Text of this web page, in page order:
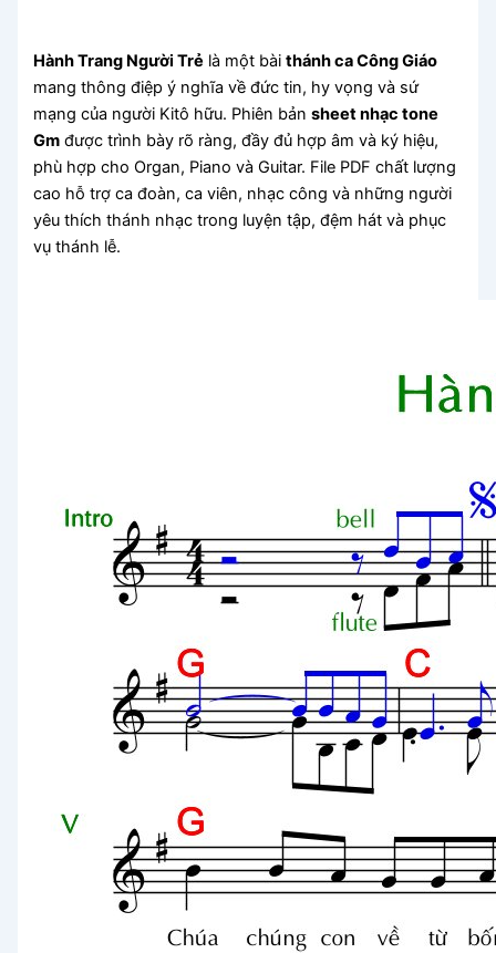
Hành Trang Người Trẻ là một bàithánh ca Công Giáo
mang thông điệp ý nghĩa về đức tin, hy vọng và sứ
mạng của người Kitô hữu. Phiên bảnsheet nhạc tone
Gm được trình bày rõ ràng, đầy đủ hợp âm và ký hiệu,
phù hợp cho Organ, Piano và Guitar. File PDF chất lượng
cao hỗ trợ ca đoàn, ca viên, nhạc công và những người
yêu thích thánh nhạc trong luyện tập, đệm hát và phục
vụ thánh lễ.